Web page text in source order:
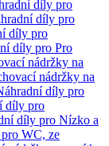
díly pro
díly pro
díly pro
díly pro Pro
nádržky na
nádržky na
díly pro
díly pro
díly pro Nízko a
WC, ze